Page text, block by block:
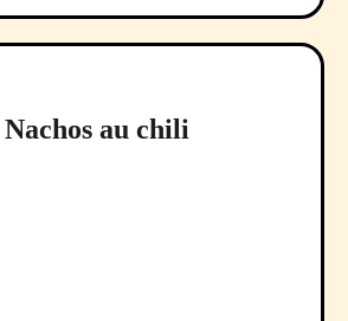
Nachos au chili